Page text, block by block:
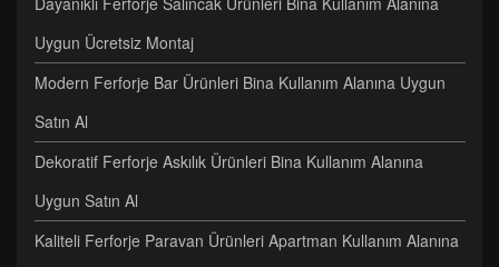
Uygun Ücretsiz Montaj
Modern Ferforje Bar Ürünleri Bina Kullanım Alanına Uygun
Satın Al
Dekoratif Ferforje Askılık Ürünleri Bina Kullanım Alanına
Uygun Satın Al
Kaliteli Ferforje Paravan Ürünleri Apartman Kullanım Alanına